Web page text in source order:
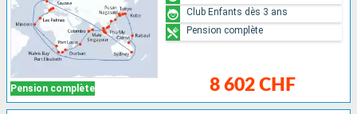
Pension complète 8 602 CHF
Club Enfants dès 3 ans
Pension complète